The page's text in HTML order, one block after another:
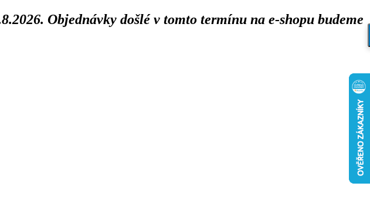
Objednávky došlé v tomto termínu na e-shopu budeme